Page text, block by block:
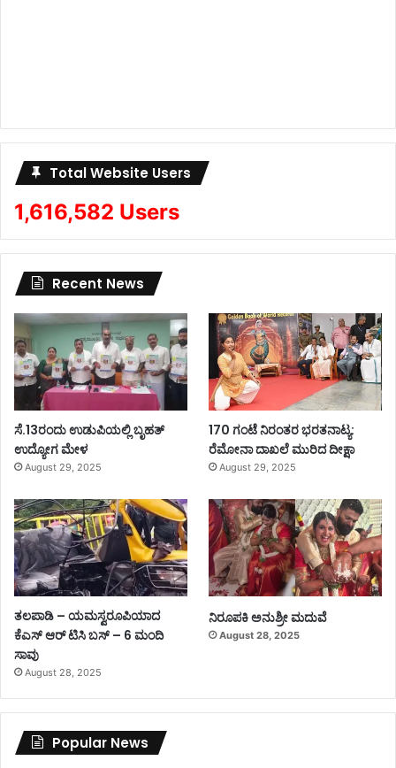
Total Website Users
1,616,582 Users
Recent News
ಸೆ.13ರಂದು ಉಡುಪಿಯಲ್ಲಿ ಬೃಹತ್
ಉದ್ಯೋಗ ಮೇಳ
August 29, 2025
170 ಗಂಟೆ ನಿರಂತರ ಭರತನಾಟ್ಯ:
ರೆಮೋನಾ ದಾಖಲೆ ಮುರಿದ ದೀಕ್ಷಾ
August 29, 2025
ತಲಪಾಡಿ – ಯಮಸ್ವರೂಪಿಯಾದ
ಕೆಎಸ್ ಆರ್ ಟಿಸಿ ಬಸ್ – 6 ಮಂದಿ
ಸಾವು
August 28, 2025
ನಿರೂಪಕಿ ಅನುಶ್ರೀ ಮದುವೆ
August 28, 2025
Popular News